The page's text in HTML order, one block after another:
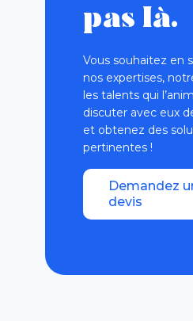
pas là.
Vous souhaitez en
nos expertises,
les talents qui
discuter avec eux
et obtenez des
pertinentes !
Demandez
devis